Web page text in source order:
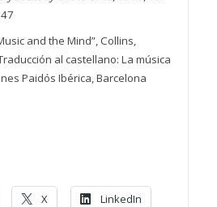
and the Mind”, Collins,
al castellano: La música
Paidós Ibérica, Barcelona
X LinkedIn